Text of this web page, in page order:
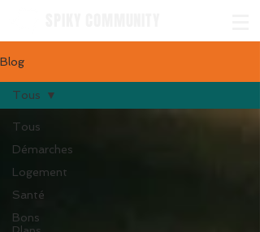
Blog
Tous
Démarches
Logement
Santé
Bons
Tous